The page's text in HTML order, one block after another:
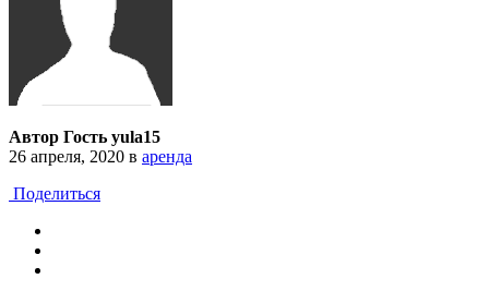
Автор Гость yula15
26 апреля, 2020 в аренда
Поделиться